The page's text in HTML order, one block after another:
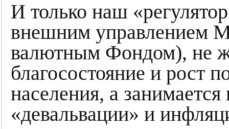
И только наш
внешним
валютным Фондом), не
благосостояние и рост
населения, а
«девальвации» и